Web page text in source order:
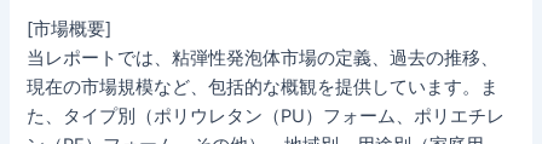
[市場概要]
当レポートでは、粘弾性発泡体市場の定義、過去の推移、
現在の市場規模など、包括的な概観を提供しています。ま
た、タイプ別（ポリウレタン（PU）フォーム、ポリエチレ